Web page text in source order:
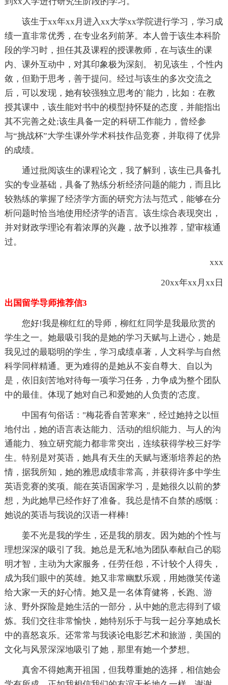
该生于xx年xx月进入xx大学xx学院进行学习，学习成
绩一直非常优秀，在专业名列前茅。本人曾于该生本科阶
段的学习时，担任其及课程的授课教师，在与该生的课
内、课外互动中，对其印象极为深刻。 初见该生，个性内
敛，但勤于思考，善于提问。经过与该生的多次交流之
后，可以发现，她有较强独立思考的`能力，比如：在教
授其课中，该生能对书中的模型持怀疑的态度，并能指出
其不完善之处;该生具备一定的科研工作能力，曾经参
与“挑战杯”大学生课外学术科技作品竞赛，并取得了优异
的成绩。
通过批阅该生的课程论文，我了解到，该生已具备扎
实的专业基础，具备了熟练分析经济问题的能力，而且比
较熟练的掌握了经济学方面的研究方法与范式，能够在分
析问题时恰当地使用经济学的语言。该生综合表现突出，
并对财政学理论有着浓厚的兴趣，故予以推荐，望审核通
过。
xxx
20xx年xx月xx日
出国留学导师推荐信3
您好!我是柳红红的导师，柳红红同学是我最欣赏的
学生之一。她最吸引我的是她的学习天赋与上进心，她是
我见过的最聪明的学生，学习成绩卓著，人文科学与自然
科学同样精通。更为难得的是她从不妄自尊大、自以为
是，依旧刻苦地对待每一项学习任务，力争成为整个团队
中的最佳。体现了她对自己和爱她的人负责的'态度。
中国有句俗话："梅花香自苦寒来"，经过她持之以恒
地付出，她的语言表达能力、活动的组织能力、与人的沟
通能力、独立研究能力都非常突出，连续获得学校三好学
生。特别是对英语，她具有天生的天赋与逐渐培养起的热
情，据我所知，她的雅思成绩非常高，并获得许多中学生
英语竞赛的奖项。能在英语国家学习，是她很久以前的梦
想，为此她早已经作好了准备。我总是情不自禁的感慨：
她说的英语与我说的汉语一样棒!
姜不光是我的学生，还是我的朋友。因为她的个性与
理想深深的吸引了我。她总是无私地为团队奉献自己的聪
明才智，主动为大家服务，任劳任怨，不计较个人得失，
成为我们眼中的英雄。她又非常幽默乐观，用她微笑传递
给大家一天的好心情。她又是一名体育健将，长跑、游
泳、野外探险是她生活的一部分，从中她的意志得到了锻
炼。我们交往非常愉快，她特别乐于与我一起分享她成长
中的喜怒哀乐。还常常与我谈论电影艺术和旅游，美国的
文化与风景深深地吸引了她，那里有她一个梦想。
真舍不得她离开祖国，但我尊重她的选择，相信她会